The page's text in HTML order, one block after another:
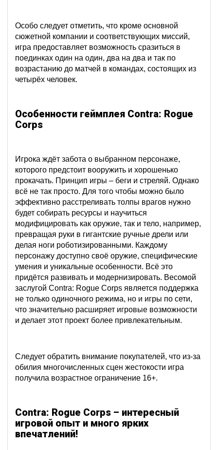
Особо следует отметить, что кроме основной
сюжетной компании и соответствующих миссий,
игра предоставляет возможность сразиться в
поединках один на один, два на два и так по
возрастанию до матчей в командах, состоящих из
четырёх человек.
Особенности геймплея Contra: Rogue
Corps
Игрока ждёт забота о выбранном персонаже,
которого предстоит вооружить и хорошенько
прокачать. Принцип игры – беги и стреляй. Однако
всё не так просто. Для того чтобы можно было
эффективно расстреливать толпы врагов нужно
будет собирать ресурсы и научиться
модифицировать как оружие, так и тело, например,
превращая руки в гигантские ручные дрели или
делая ноги роботизированными. Каждому
персонажу доступно своё оружие, специфические
умения и уникальные особенности. Всё это
придётся развивать и модернизировать. Весомой
заслугой Contra: Rogue Corps является поддержка
не только одиночного режима, но и игры по сети,
что значительно расширяет игровые возможности
и делает этот проект более привлекательным.
Следует обратить внимание покупателей, что из-за
обилия многочисленных сцен жестокости игра
получила возрастное ограничение 16+.
Contra: Rogue Corps – интересный
игровой опыт и много ярких
впечатлений!